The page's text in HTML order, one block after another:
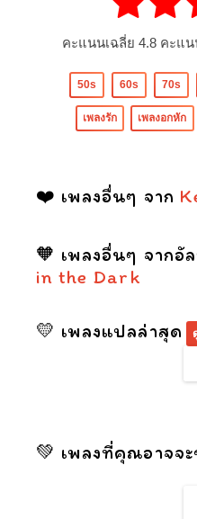
คะแนนเฉลี่ย 4.8 คะแน
50s 60s 70s
เพลงรัก เพลงอกหัก
❤️ เพลงอื่นๆ จาก
🧡 เพลงอื่นๆ จากอั
in the Dark
💛 เพลงแปลล่าสุด
💚 เพลงที่คุณอาจจ